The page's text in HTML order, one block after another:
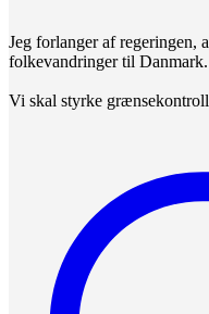
Jeg forlanger af regeringen,
folkevandringer til Danmark.
Vi skal styrke